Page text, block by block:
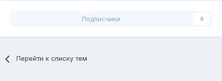
Подписчики 0
Перейти к списку тем